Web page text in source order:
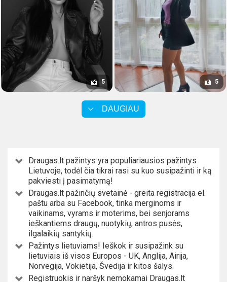
5 5
DAUGIAU
Draugas.lt pažintys yra populiariausios pažintys
Lietuvoje, todėl čia tikrai rasi su kuo susipažinti ir ką
pakviesti į pasimatymą!
Draugas.lt pažinčių svetainė - greita registracija el.
paštu arba su Facebook, tinka merginoms ir
vaikinams, vyrams ir moterims, bei senjorams
ieškantiems draugų, nuotykių, antros pusės,
ilgalaikių santykių.
Pažintys lietuviams! Ieškok ir susipažink su
lietuviais iš visos Europos - UK, Anglija, Airija,
Norvegija, Vokietija, Švedija ir kitos šalys.
Registruokis ir naršyk nemokamai Draugas.lt